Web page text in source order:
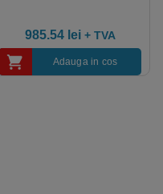
985.54 lei + TVA
Adauga in cos